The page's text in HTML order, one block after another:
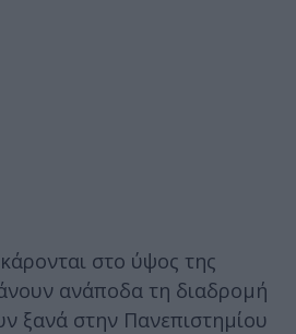
στο ύψος της
ανάποδα τη διαδρομή
ξανά στην Πανεπιστημίου